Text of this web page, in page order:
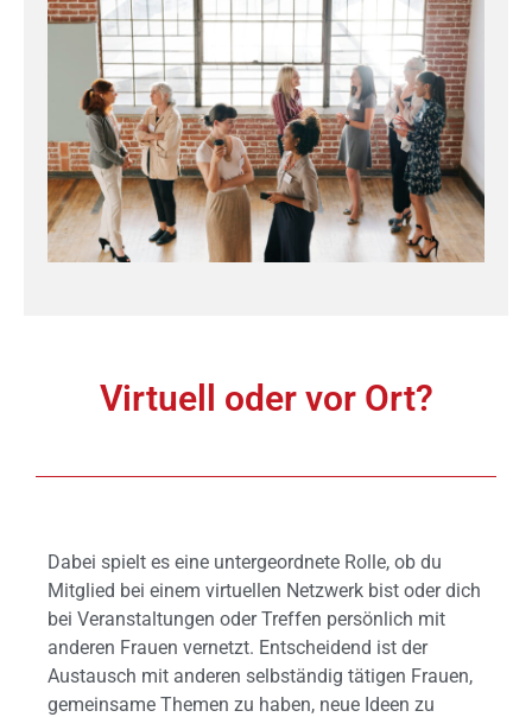
Virtuell oder vor Ort?
Dabei spielt es eine untergeordnete Rolle, ob du
Mitglied bei einem virtuellen Netzwerk bist oder dich
bei Veranstaltungen oder Treffen persönlich mit
anderen Frauen vernetzt. Entscheidend ist der
Austausch mit anderen selbständig tätigen Frauen,
gemeinsame Themen zu haben, neue Ideen zu